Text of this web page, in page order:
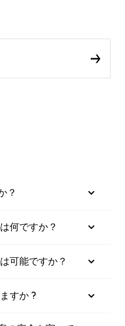
？
何ですか？
可能ですか？
すか ?